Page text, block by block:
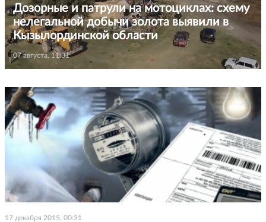
Дозорные и патрули на мотоциклах: схему
нелегальной добычи золота выявили в
Кызылординской области
07 августа, 11:31
17 декабря 2015, 00:31